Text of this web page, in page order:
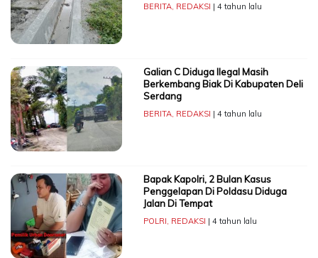
BERITA, REDAKSI | 4 tahun lalu
Galian C Diduga Ilegal Masih
Berkembang Biak Di Kabupaten Deli
Serdang
BERITA, REDAKSI | 4 tahun lalu
Bapak Kapolri, 2 Bulan Kasus
Penggelapan Di Poldasu Diduga
Jalan Di Tempat
POLRI, REDAKSI | 4 tahun lalu